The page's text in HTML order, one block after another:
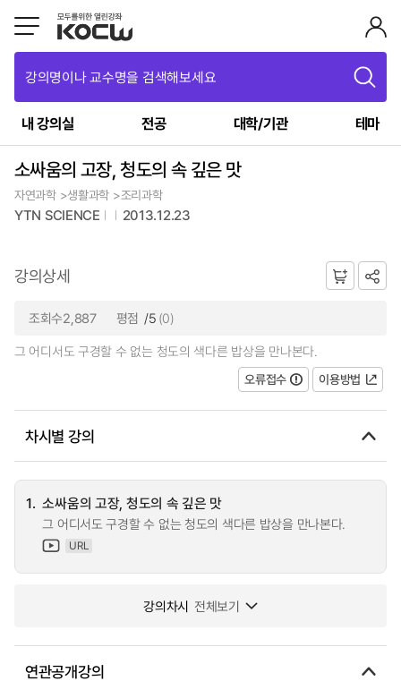
강의명이나 교수명을 검색해보세요
내 강의실 전공 대학/기관 테마
소싸움의 고장, 청도의 속 깊은 맛
자연과학 >생활과학 >조리과학
YTN SCIENCE 2013.12.23
강의상세
조회수2,887 평점 /5 (0)
그 어디서도 구경할 수 없는 청도의 색다른 밥상을 만나본다.
오류접수
이용방법
차시별 강의
1. 소싸움의 고장, 청도의 속 깊은 맛
그 어디서도 구경할 수 없는 청도의 색다른 밥상을 만나본다.
URL
강의차시 전체보기
연관공개강의